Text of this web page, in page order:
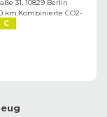
31, 10829 Berlin
km,Kombinierte CO2-
C